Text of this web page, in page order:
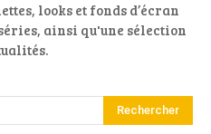
looks et fonds d’écran
ainsi qu'une sélection
Rechercher